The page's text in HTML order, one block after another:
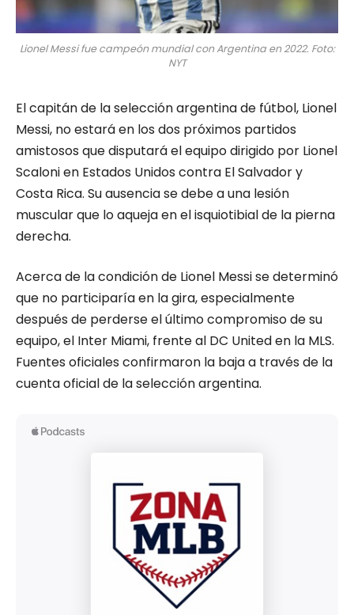
Lionel Messi fue campeón mundial con Argentina en 2022. Foto:
NYT
El capitán de la selección argentina de fútbol, Lionel
Messi, no estará en los dos próximos partidos
amistosos que disputará el equipo dirigido por Lionel
Scaloni en Estados Unidos contra El Salvador y
Costa Rica. Su ausencia se debe a una lesión
muscular que lo aqueja en el isquiotibial de la pierna
derecha.
Acerca de la condición de Lionel Messi se determinó
que no participaría en la gira, especialmente
después de perderse el último compromiso de su
equipo, el Inter Miami, frente al DC United en la MLS.
Fuentes oficiales confirmaron la baja a través de la
cuenta oficial de la selección argentina.